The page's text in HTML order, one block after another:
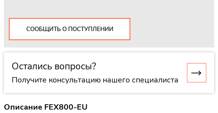
СООБЩИТЬ О ПОСТУПЛЕНИИ
Остались вопросы?
Получите консультацию нашего специалиста
Описание FEX800-EU